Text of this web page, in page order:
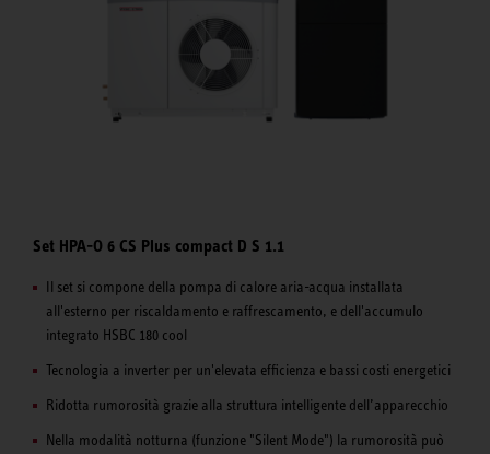
Set HPA-O 6 CS Plus compact D S 1.1
Il set si compone della pompa di calore aria-acqua installata
all'esterno per riscaldamento e raffrescamento, e dell'accumulo
integrato HSBC 180 cool
Tecnologia a inverter per un'elevata efficienza e bassi costi energetici
Ridotta rumorosità grazie alla struttura intelligente dell’apparecchio
Nella modalità notturna (funzione "Silent Mode") la rumorosità può